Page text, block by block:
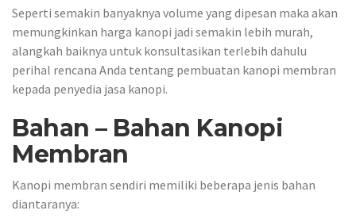
Seperti semakin banyaknya volume yang dipesan maka akan
memungkinkan harga kanopi jadi semakin lebih murah,
alangkah baiknya untuk konsultasikan terlebih dahulu
perihal rencana Anda tentang pembuatan kanopi membran
kepada penyedia jasa kanopi.
Bahan – Bahan Kanopi
Membran
Kanopi membran sendiri memiliki beberapa jenis bahan
diantaranya: